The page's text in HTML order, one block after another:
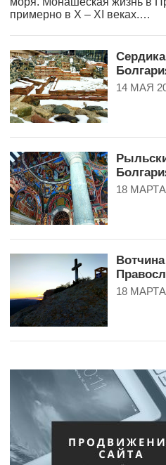
примерно в X – XI веках.…
14 МАЯ
18 МАРТА
18 МАРТА